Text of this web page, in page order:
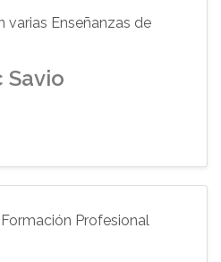
varias Enseñanzas de
Savio
Profesional